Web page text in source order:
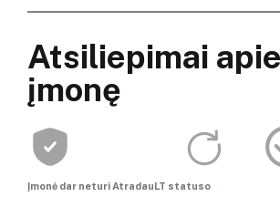
Atsiliepimai apie
įmonę
Įmonė dar neturi AtradauLT statuso